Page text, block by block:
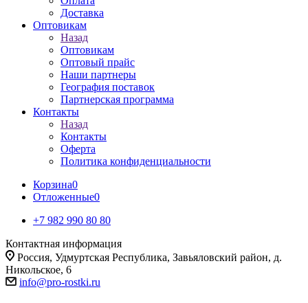
Доставка
Оптовикам
Назад
Оптовикам
Оптовый прайс
Наши партнеры
География поставок
Партнерская программа
Контакты
Назад
Контакты
Оферта
Политика конфиденциальности
Корзина0
Отложенные0
+7 982 990 80 80
Контактная информация
Россия, Удмуртская Республика, Завьяловский район, д.
Никольское, 6
info@pro-rostki.ru